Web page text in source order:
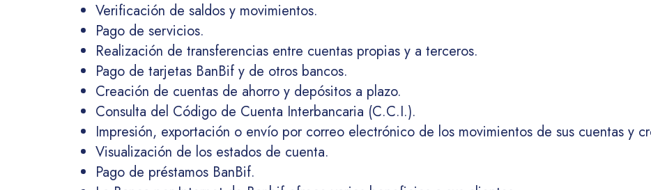
Verificación de saldos y movimientos.
Pago de servicios.
Realización de transferencias entre cuentas propias y a terceros.
Pago de tarjetas BanBif y de otros bancos.
Creación de cuentas de ahorro y depósitos a plazo.
Consulta del Código de Cuenta Interbancaria (C.C.I.).
Impresión, exportación o envío por correo electrónico de los movimientos de sus cuentas y
Visualización de los estados de cuenta.
Pago de préstamos BanBif.